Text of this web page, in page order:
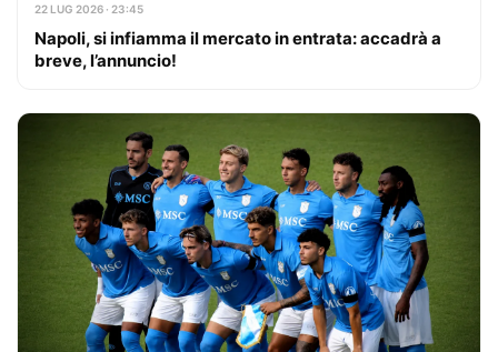
22 LUG 2026 · 23:45
Napoli, si infiamma il mercato in entrata: accadrà a
breve, l’annuncio!